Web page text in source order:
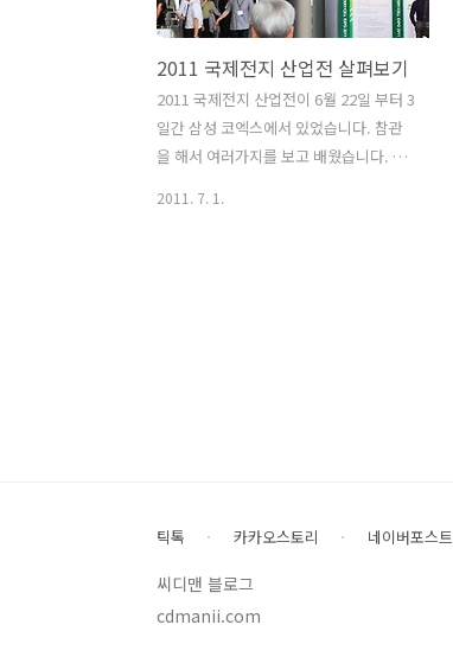
죠. 사실 남성분경우에는 머리가 짧기에
헤어드라이기에 의한 전력사용량이 생각
보다는 높지 않습니다. 전기 포트와 비슷
하죠. 순간적으로 높은 전력을 사용하지
만 시간이 짧기에 실제로 엄청난 전력량
은 아닌것이죠. 다만 머리가 긴 여성분 경
은곳에서도 가끔 ..
2011 국제전지 산업전 살펴보기
2011 국제전지 산업전이 6월 22일 부터 3
일간 삼성 코엑스에서 있었습니다. 참관
을 해서 여러가지를 보고 배웠습니다. 전
전지 사업전 입구 앞입니다. 이날 비가와
않았습니다. 프로그램 일정과 시간표가..
2011. 7. 1.
틱톡 카카오스토리 네이버포스트
씨디맨 블로그
cdmanii.com